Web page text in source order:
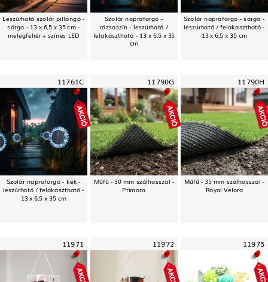
Leszúrható szolár pillangó -
sárga - 13 x 6,5 x 35 cm -
melegfehér + színes LED
Szolár napraforgó -
rózsaszín - leszúrható /
felakasztható - 13 x 6,5 x 35
cm
Szolár napraforgó - sárga -
leszúrható / felakasztható -
13 x 6,5 x 35 cm
11761C
Szolár napraforgó - kék -
leszúrható / felakasztható -
13 x 6,5 x 35 cm
11790G
Műfű - 30 mm szálhosszal -
Primora
11790H
Műfű - 35 mm szálhosszal -
Royal Velora
11971 11972 11975